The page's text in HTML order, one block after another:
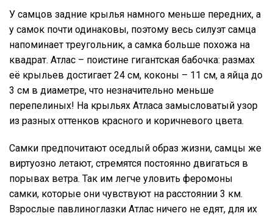
У самцов задние крылья намного меньше передних, а
у самок почти одинаковы, поэтому весь силуэт самца
напоминает треугольник, а самка больше похожа на
квадрат. Атлас – поистине гигантская бабочка: размах
её крыльев достигает 24 см, коконы – 11 см, а яйца до
3 см в диаметре, что незначительно меньше
перепелиных! На крыльях Атласа замысловатый узор
из разных оттенков красного и коричневого цвета.
Самки предпочитают оседлый образ жизни, самцы же
виртуозно летают, стремятся постоянно двигаться в
порывах ветра. Так им легче уловить феромоны
самки, которые они чувствуют на расстоянии 3 км.
Взрослые павлиноглазки Атлас ничего не едят, для их